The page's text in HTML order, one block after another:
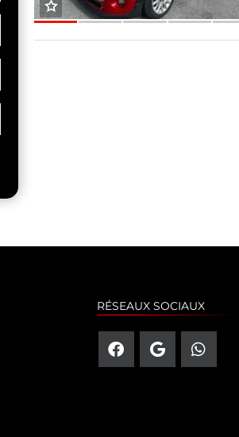
RÉSEAUX SOCIAUX